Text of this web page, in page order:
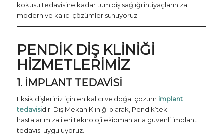
kokusu tedavisine kadar tüm diş sağlığı ihtiyaçlarınıza
modern ve kalıcı çözümler sunuyoruz.
PENDIK DIŞ KLINIĞI
HIZMETLERIMIZ
1. İMPLANT TEDAVISI
Eksik dişleriniz için en kalıcı ve doğal çözüm implant
tedavisidir. Diş Mekan Kliniği olarak, Pendik’teki
hastalarımıza ileri teknoloji ekipmanlarla güvenli implant
tedavisi uyguluyoruz.